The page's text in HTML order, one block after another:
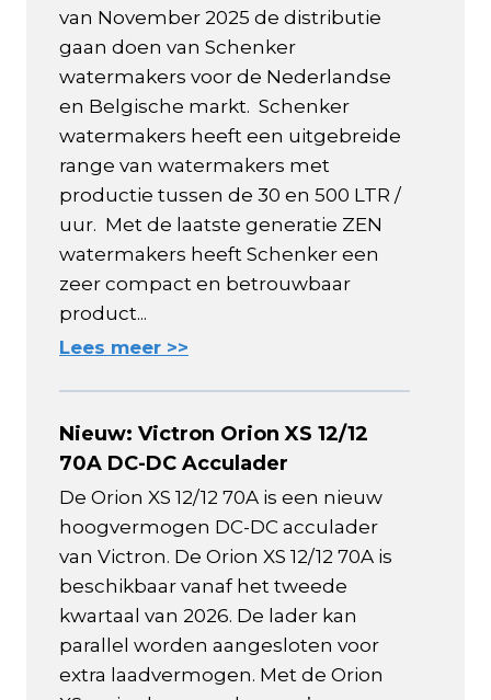
van November 2025 de distributie
gaan doen van Schenker
watermakers voor de Nederlandse
en Belgische markt. Schenker
watermakers heeft een uitgebreide
range van watermakers met
productie tussen de 30 en 500 LTR /
uur. Met de laatste generatie ZEN
watermakers heeft Schenker een
zeer compact en betrouwbaar
product...
Lees meer >>
Nieuw: Victron Orion XS 12/12
70A DC-DC Acculader
De Orion XS 12/12 70A is een nieuw
hoogvermogen DC-DC acculader
van Victron. De Orion XS 12/12 70A is
beschikbaar vanaf het tweede
kwartaal van 2026. De lader kan
parallel worden aangesloten voor
extra laadvermogen. Met de Orion